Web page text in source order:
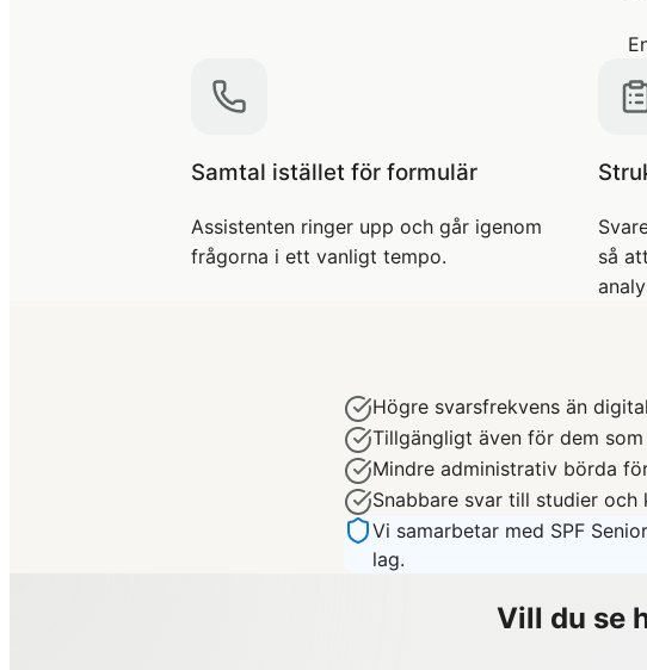
Samtal istället för formulär
Assistenten ringer upp och går igenom
frågorna i ett vanligt tempo.
så
Högre svarsfrekvens än
Tillgängligt även för dem
Mindre administrativ börda
Snabbare svar till studier
Vi samarbetar med SPF
lag.
Vill du se